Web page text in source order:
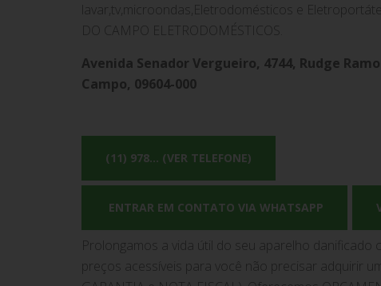
lavar,tv,microondas,Eletrodomésticos e
DO CAMPO ELETRODOMÉSTICOS.
Avenida Senador Vergueiro, 4744, Rudge
Campo, 09604-000
(11) 978... (VER TELEFONE)
ENTRAR EM CONTATO VIA WHATSAPP
Prolongamos a vida útil do seu aparelho danificado
preços acessíveis para você não precisar adquirir